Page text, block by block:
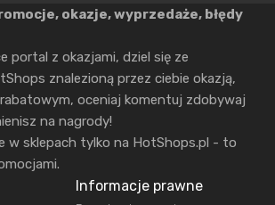
okazje, wyprzedaże, błędy
portal z okazjami, dziel się ze
znalezioną przez ciebie okazją,
oceniaj komentuj zdobywaj
na nagrody!
w sklepach tylko na HotShops.pl - to
Informacje prawne